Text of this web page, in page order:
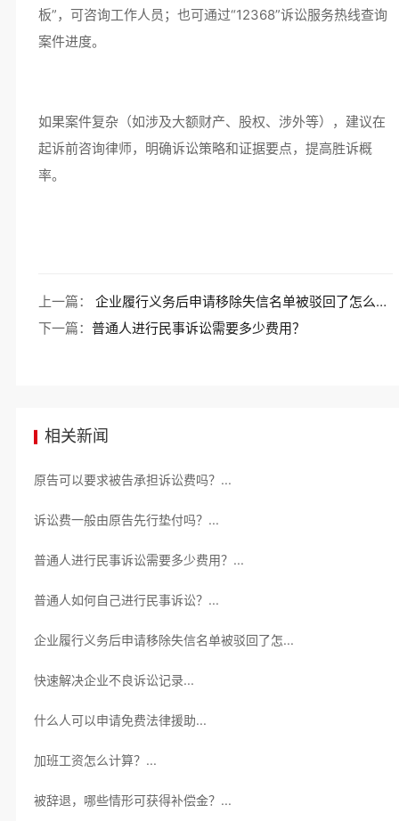
板”，可咨询工作人员；也可通过“12368”诉讼服务热线查询
案件进度。
如果案件复杂（如涉及大额财产、股权、涉外等），建议在
起诉前咨询律师，明确诉讼策略和证据要点，提高胜诉概
率。
上一篇：
企业履行义务后申请移除失信名单被驳回了怎么办？
下一篇： 普通人进行民事诉讼需要多少费用？
相关新闻
原告可以要求被告承担诉讼费吗？...
诉讼费一般由原告先行垫付吗？...
普通人进行民事诉讼需要多少费用？...
普通人如何自己进行民事诉讼？...
企业履行义务后申请移除失信名单被驳回了怎...
快速解决企业不良诉讼记录...
什么人可以申请免费法律援助...
加班工资怎么计算？...
被辞退，哪些情形可获得补偿金？...